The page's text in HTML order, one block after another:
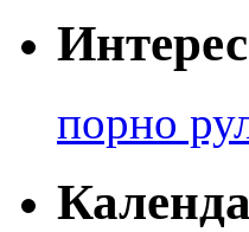
порно